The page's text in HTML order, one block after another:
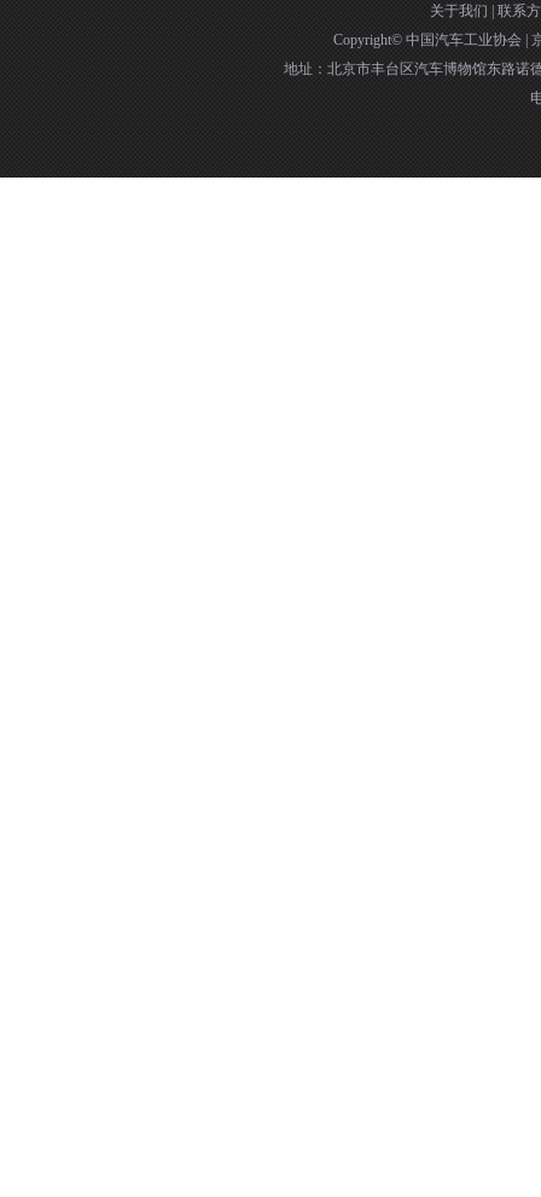
关于我们
联系
Copyright© 中国汽车工业协会
地址：北京市丰台区汽车博物馆东路诺